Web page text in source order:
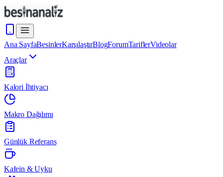
Ana SayfaBesinlerKarşılaştırBlogForumTariflerVideolar
Araçlar
Kalori İhtiyacı
Makro Dağılımı
Günlük Referans
Kafein & Uyku